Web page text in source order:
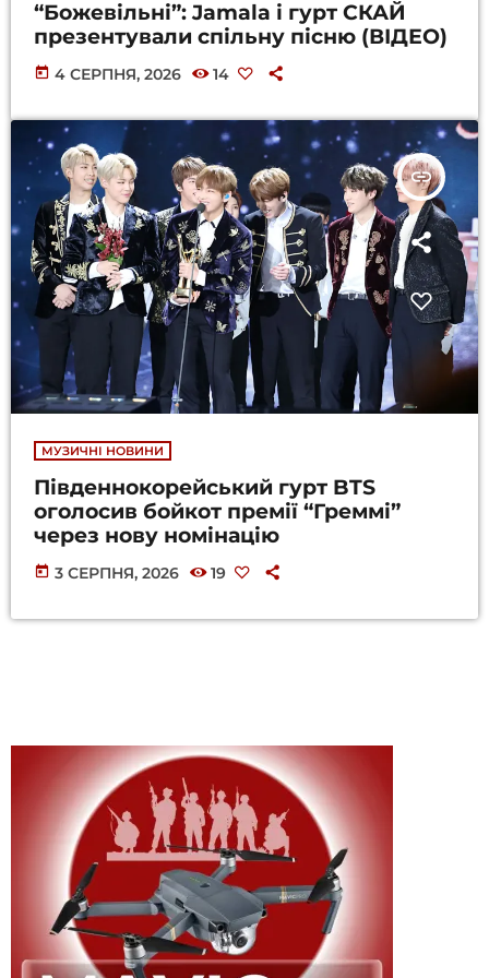
“Божевільні”: Jamala і гурт СКАЙ
презентували спільну пісню (ВІДЕО)
today 4 СЕРПНЯ, 2026 14
insert_link
МУЗИЧНІ НОВИНИ
Південнокорейський гурт BTS
оголосив бойкот премії “Греммі”
через нову номінацію
today 3 СЕРПНЯ, 2026 19